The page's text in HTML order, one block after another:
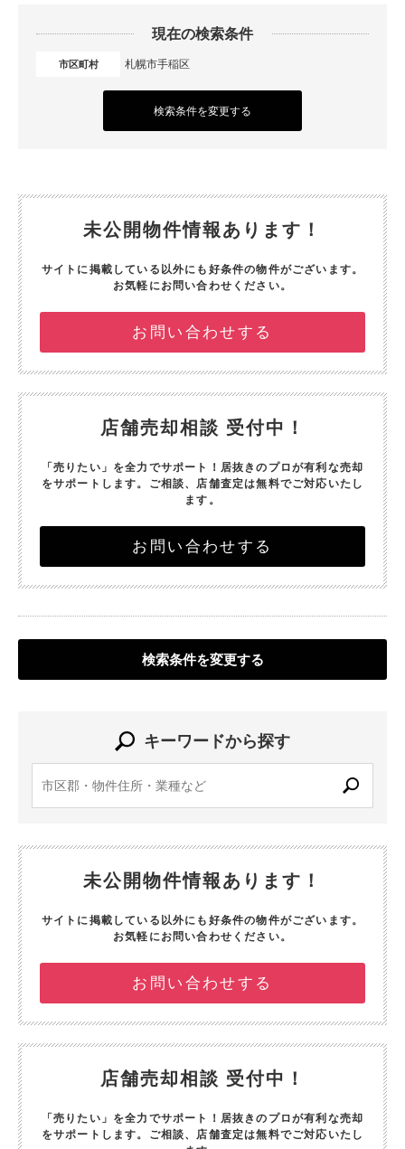
現在の検索条件
市区町村 札幌市手稲区
検索条件を変更する
未公開物件情報あります！
サイトに掲載している以外にも好条件の物件がございます。
お気軽にお問い合わせください。
お問い合わせする
店舗売却相談 受付中！
「売りたい」を全力でサポート！ 居抜きのプロが有利な売却
をサポートします。 ご相談、店舗査定は無料でご対応いたし
ます。
お問い合わせする
検索条件を変更する
キーワードから探す
未公開物件情報あります！
サイトに掲載している以外にも好条件の物件がございます。
お気軽にお問い合わせください。
お問い合わせする
店舗売却相談 受付中！
「売りたい」を全力でサポート！ 居抜きのプロが有利な売却
をサポートします。 ご相談、店舗査定は無料でご対応いたし